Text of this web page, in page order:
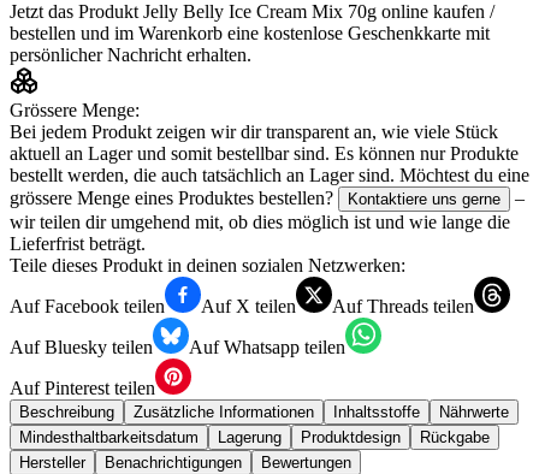
Jetzt das Produkt Jelly Belly Ice Cream Mix 70g online kaufen /
bestellen und im Warenkorb eine kostenlose Geschenkkarte mit
persönlicher Nachricht erhalten.
Grössere Menge:
Bei jedem Produkt zeigen wir dir transparent an, wie viele Stück
aktuell an Lager und somit bestellbar sind. Es können nur Produkte
bestellt werden, die auch tatsächlich an Lager sind. Möchtest du eine
grössere Menge eines Produktes bestellen?
Kontaktiere uns gerne
–
wir teilen dir umgehend mit, ob dies möglich ist und wie lange die
Lieferfrist beträgt.
Teile dieses Produkt in deinen sozialen Netzwerken:
Auf Facebook teilen
Auf X teilen
Auf Threads teilen
Auf Bluesky teilen
Auf Whatsapp teilen
Auf Pinterest teilen
Beschreibung Zusätzliche Informationen Inhaltsstoffe
Nährwerte
Mindesthaltbarkeitsdatum
Lagerung Produktdesign
Rückgabe
Hersteller
Benachrichtigungen Bewertungen